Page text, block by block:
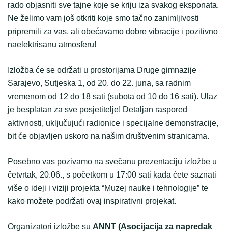
rado objasniti sve tajne koje se kriju iza svakog eksponata.
Ne želimo vam još otkriti koje smo tačno zanimljivosti
pripremili za vas, ali obećavamo dobre vibracije i pozitivno
naelektrisanu atmosferu!
Izložba će se održati u prostorijama Druge gimnazije
Sarajevo, Sutjeska 1, od 20. do 22. juna, sa radnim
vremenom od 12 do 18 sati (subota od 10 do 16 sati). Ulaz
je besplatan za sve posjetitelje! Detaljan raspored
aktivnosti, uključujući radionice i specijalne demonstracije,
bit će objavljen uskoro na našim društvenim stranicama.
Posebno vas pozivamo na svečanu prezentaciju izložbe u
četvrtak, 20.06., s početkom u 17:00 sati kada ćete saznati
više o ideji i viziji projekta “Muzej nauke i tehnologije” te
kako možete podržati ovaj inspirativni projekat.
Organizatori izložbe su ANNT (Asocijacija za napredak